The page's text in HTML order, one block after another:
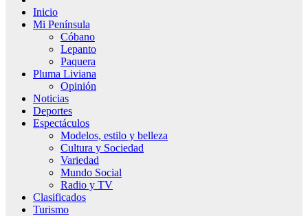
Inicio
Mi Península
Cóbano
Lepanto
Paquera
Pluma Liviana
Opinión
Noticias
Deportes
Espectáculos
Modelos, estilo y belleza
Cultura y Sociedad
Variedad
Mundo Social
Radio y TV
Clasificados
Turismo